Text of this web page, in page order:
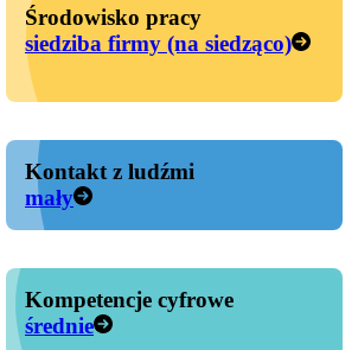
Środowisko pracy
siedziba firmy (na siedząco)
Kontakt z ludźmi
mały
Kompetencje cyfrowe
średnie